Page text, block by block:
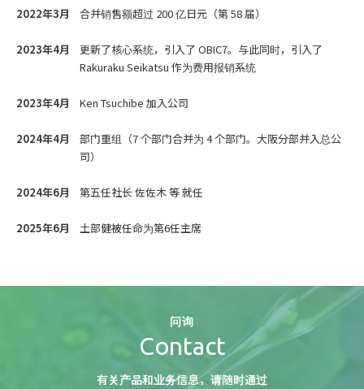
2022年3月 合并销售额超过 200 亿日元（第 58 届）
2023年4月
更新了核心系统，引入了 OBIC7。与此同时，引入了
Rakuraku Seikatsu 作为费用报销系统
2023年4月 Ken Tsuchibe 加入公司
2024年4月
部门重组（7 个部门合并为 4 个部门。大阪分部并入总公
司）
2024年6月 第五任社长 佐佐木 等 就任
2025年6月 土部健被任命为第6任主席
问询
Contact
有关产品和业务信息，请随时通过